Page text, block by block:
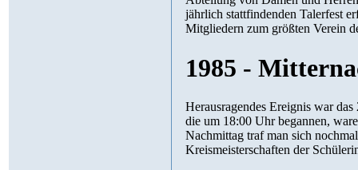
jährlich stattfindenden Talerfest
Mitgliedern zum größten Verein
1985 -
Herausragendes Ereignis war das 2.
die um 18:00 Uhr begannen, waren so spannend, dass erst um 6:00 Uhr in der Früh das Endspiel
Nachmittag traf man sich nochmals zu einer
Kreismeisterschaften der